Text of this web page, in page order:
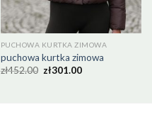
PUCHOWA KURTKA ZIMOWA
puchowa kurtka zimowa
zł452.00 zł301.00